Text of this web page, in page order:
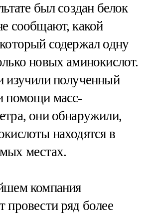
был создан белок
сообщают, какой
содержал одну
новых аминокислот.
изучили полученный
помощи масс-
они обнаружили,
находятся в
местах.
компания
провести ряд более